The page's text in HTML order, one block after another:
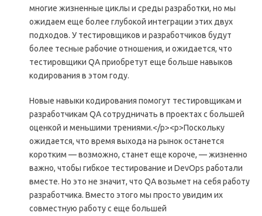
многие жизненные циклы и среды разработки, но мы
ожидаем еще более глубокой интеграции этих двух
подходов. У тестировщиков и разработчиков будут
более тесные рабочие отношения, и ожидается, что
тестировщики QA приобретут еще больше навыков
кодирования в этом году.
Новые навыки кодирования помогут тестировщикам и
разработчикам QA сотрудничать в проектах с большей
оценкой и меньшими трениями.</р><р>Поскольку
ожидается, что время выхода на рынок останется
коротким — возможно, станет еще короче, — жизненно
важно, чтобы гибкое тестирование и DevOps работали
вместе. Но это не значит, что QA возьмет на себя работу
разработчика. Вместо этого мы просто увидим их
совместную работу с еще большей